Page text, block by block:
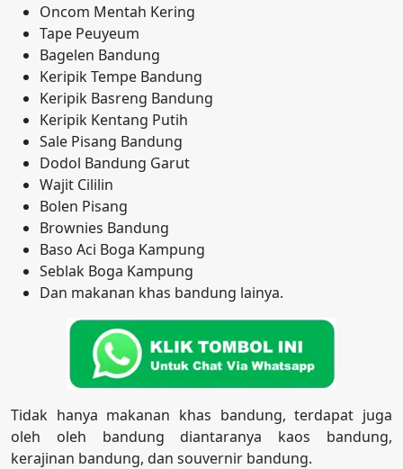
Oncom Mentah Kering
Tape Peuyeum
Bagelen Bandung
Keripik Tempe Bandung
Keripik Basreng Bandung
Keripik Kentang Putih
Sale Pisang Bandung
Dodol Bandung Garut
Wajit Cililin
Bolen Pisang
Brownies Bandung
Baso Aci Boga Kampung
Seblak Boga Kampung
Dan makanan khas bandung lainya.
Tidak hanya makanan khas bandung, terdapat juga
oleh oleh bandung diantaranya kaos bandung,
kerajinan bandung, dan souvernir bandung.